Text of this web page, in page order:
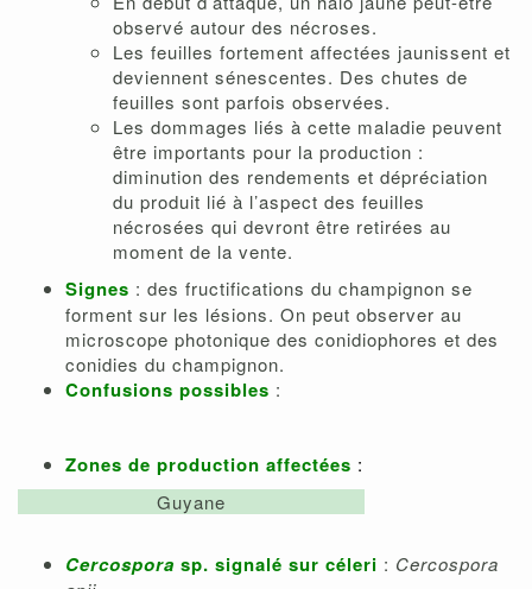
observé autour des nécroses.
Les feuilles fortement affectées jaunissent et
deviennent sénescentes. Des chutes de
feuilles sont parfois observées.
Les dommages liés à cette maladie peuvent
être importants pour la production :
diminution des rendements et dépréciation
du produit lié à l’aspect des feuilles
nécrosées qui devront être retirées au
moment de la vente.
Signes : des fructifications du champignon se
forment sur les lésions. On peut observer au
microscope photonique des conidiophores et des
conidies du champignon.
Confusions possibles :
Zones de production affectées :
Guyane
Cercospora sp. signalé sur céleri : Cercospora